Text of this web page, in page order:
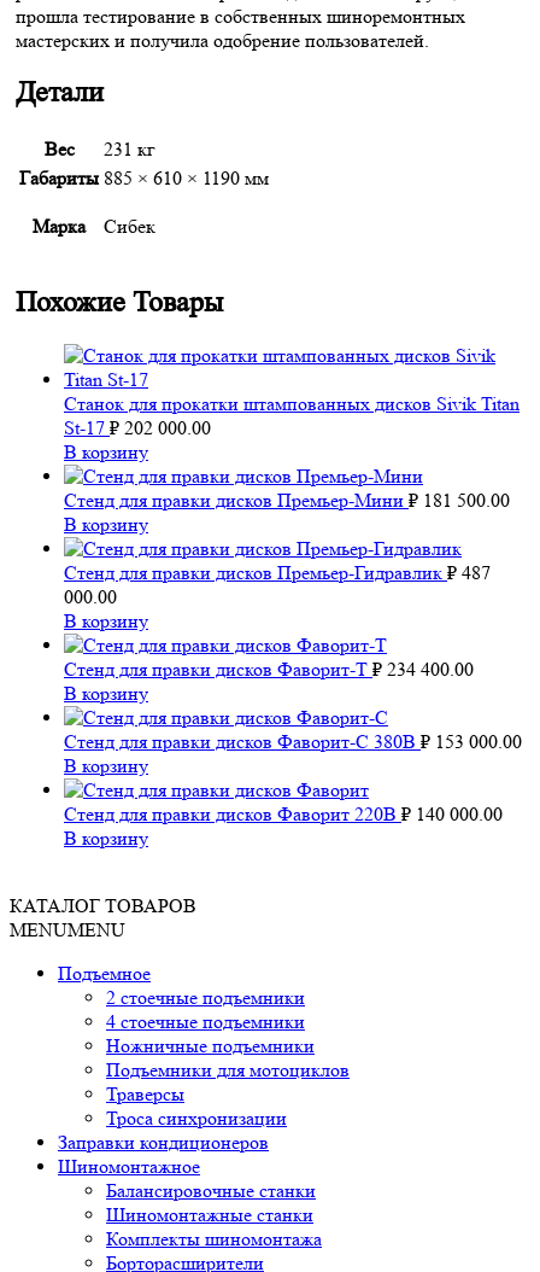
прошла тестирование в собственных шиноремонтных
мастерских и получила одобрение пользователей.
Детали
Вес
231 кг
Габариты 885 × 610 × 1190 мм
Марка Сибек
Похожие Товары
Станок для прокатки штампованных дисков Sivik Titan
St-17 ₽ 202 000.00
В корзину
Стенд для правки дисков Премьер-Мини ₽ 181 500.00
В корзину
Стенд для правки дисков Премьер-Гидравлик ₽ 487
000.00
В корзину
Стенд для правки дисков Фаворит-Т ₽ 234 400.00
В корзину
Стенд для правки дисков Фаворит-С 380В ₽ 153 000.00
В корзину
Стенд для правки дисков Фаворит 220В ₽ 140 000.00
В корзину
КАТАЛОГ ТОВАРОВ
MENUMENU
Подъемное
2 стоечные подъемники
4 стоечные подъемники
Ножничные подъемники
Подъемники для мотоциклов
Траверсы
Троса синхронизации
Заправки кондиционеров
Шиномонтажное
Балансировочные станки
Шиномонтажные станки
Комплекты шиномонтажа
Борторасширители